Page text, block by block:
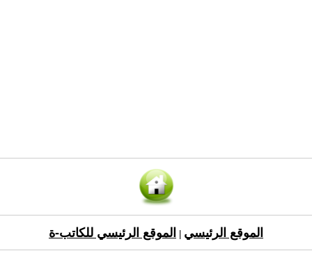
الموقع الرئيسي الموقع الرئيسي للكاتب-ة